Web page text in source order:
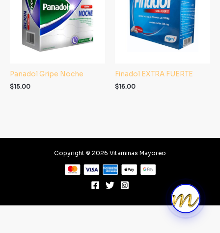
Panadol Gripe Noche
$15.00
Finadol EXTRA FUERTE
$16.00
Copyright © 2026 Vitaminas Mayoreo